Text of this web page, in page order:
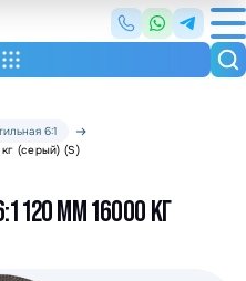
6:1
(серый) (S)
120 ММ 16000 КГ